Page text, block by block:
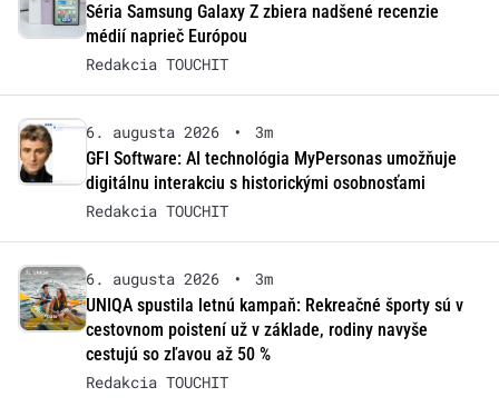
Séria Samsung Galaxy Z zbiera nadšené recenzie
médií naprieč Európou
Redakcia TOUCHIT
6. augusta 2026 •
3m
GFI Software: AI technológia MyPersonas umožňuje
digitálnu interakciu s historickými osobnosťami
Redakcia TOUCHIT
6. augusta 2026 •
3m
UNIQA spustila letnú kampaň: Rekreačné športy sú v
cestovnom poistení už v základe, rodiny navyše
cestujú so zľavou až 50 %
Redakcia TOUCHIT